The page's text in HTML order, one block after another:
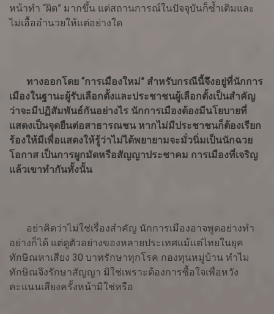
หน้าทำ “ผิด” มากขึ้น แต่สถานการณ์ในปัจจุบันก็ซ้ำเติมและ
ไม่เอื้ออำนวยให้แต่อย่างใด
ทางออกโดย “การเมืองใหม่” สำหรับกรณีนี้จึงอยู่ที่นักการ
เมืองในฐานะผู้รับเลือกตั้งและประชาชนผู้เลือกตั้งเป็นสำคัญ
ว่าจะมีปฏิสัมพันธ์กันอย่างไร นักการเมืองต้องมีนโยบายที่
แสดงเป็นจุดยืนต่อสาธารณชน หากไม่มีประชาชนก็ต้องเรียก
ร้องให้มีเพื่อแสดงให้รู้ว่าไม่ได้พยายามจะมั่วนิ่มเป็นนักฉวย
โอกาส เป็นการผูกมัดหรือสัญญาประชาคม การเมืองที่เจริญ
แล้วเขาทำกันทั้งนั้น
อย่าคิดว่าไม่ใช่เรื่องสำคัญ นักการเมืองอาจพูดอย่างทำ
อย่างก็ได้ แต่ดูตัวอย่างของหลายประเทศแม้แต่ไทยในยุค
ทักษิณหาเสียง 30 บาทรักษาทุกโรค กองทุนหมู่บ้าน ทำไม
ทักษิณจึงรักษาสัญญา มิใช่เพราะต้องการซื้อใจเพื่อหวัง
คะแนนเสียงครั้งหน้ามิใช่หรือ